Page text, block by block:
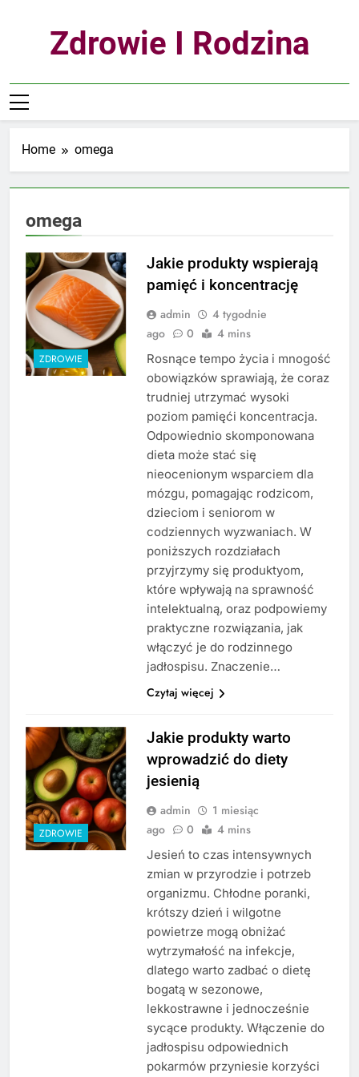
Zdrowie I Rodzina
Home omega
omega
ZDROWIE
Jakie produkty wspierają
pamięć i koncentrację
admin
4 tygodnie
ago
0 4 mins
Rosnące tempo życia i mnogość
obowiązków sprawiają, że coraz
trudniej utrzymać wysoki
poziom pamięći koncentracja.
Odpowiednio skomponowana
dieta może stać się
nieocenionym wsparciem dla
mózgu, pomagając rodzicom,
dzieciom i seniorom w
codziennych wyzwaniach. W
poniższych rozdziałach
przyjrzymy się produktyom,
które wpływają na sprawność
intelektualną, oraz podpowiemy
praktyczne rozwiązania, jak
włączyć je do rodzinnego
jadłospisu. Znaczenie…
Czytaj więcej
ZDROWIE
Jakie produkty warto
wprowadzić do diety
jesienią
admin
1 miesiąc
ago
0 4 mins
Jesień to czas intensywnych
zmian w przyrodzie i potrzeb
organizmu. Chłodne poranki,
krótszy dzień i wilgotne
powietrze mogą obniżać
wytrzymałość na infekcje,
dlatego warto zadbać o dietę
bogatą w sezonowe,
lekkostrawne i jednocześnie
sycące produkty. Włączenie do
jadłospisu odpowiednich
pokarmów przyniesie korzyści